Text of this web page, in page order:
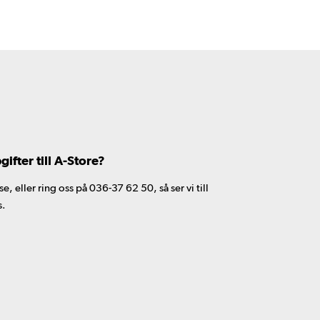
till A-Store?
eller ring oss på 036-37 62 50, så ser vi till